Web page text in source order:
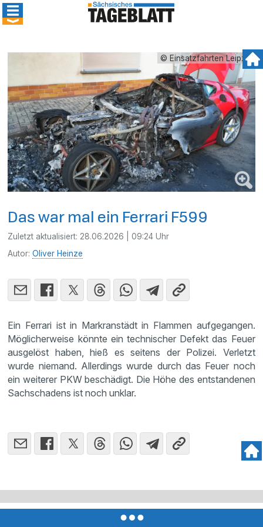
© Einsatzfahrten Leipzig
Das war mal ein Ferrari F599
Zuletzt aktualisiert: 28.06.2026 | 09:24 Uhr
Autor:Oliver Heinze
Ein Ferrari ist in Markranstädt in Flammen aufgegangen.
Möglicherweise könnte ein technischer Defekt das Feuer
ausgelöst haben, hieß es seitens der Polizei. Verletzt
wurde niemand. Allerdings wurde durch das Feuer noch
ein weiterer PKW beschädigt. Die Höhe des entstandenen
Sachschadens ist noch unklar.